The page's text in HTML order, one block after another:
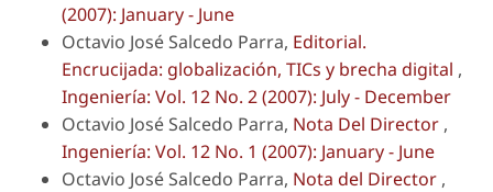
(2007): January - June
Octavio José Salcedo Parra, Editorial.
Encrucijada: globalización, TICs y brecha digital ,
Ingeniería: Vol. 12 No. 2 (2007): July - December
Octavio José Salcedo Parra, Nota Del Director ,
Ingeniería: Vol. 12 No. 1 (2007): January - June
Octavio José Salcedo Parra, Nota del Director ,